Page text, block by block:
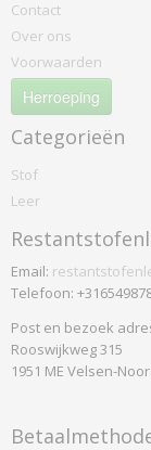
Contact
Over ons
Voorwaarden
Herroeping
Categorieën
Stof
Leer
Email:
Telefoon:
Post en bezoek
Rooswijkweg 315
1951 ME Velsen-